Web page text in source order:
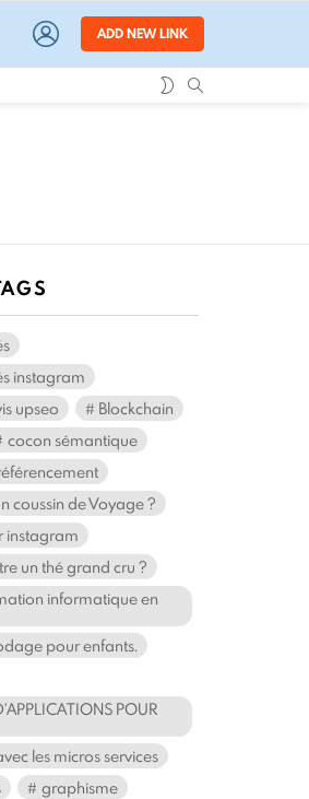
LOGIN ADD NEW LINK
SWITCH
instagram
upseo
Blockchain
cocon sémantique
coussin de Voyage ?
instagram
un thé grand cru ?
informatique en
pour enfants.
POUR
les micros services
graphisme